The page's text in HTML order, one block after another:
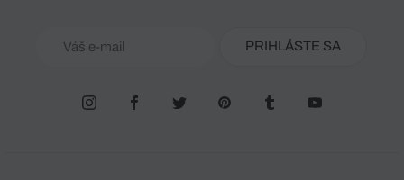
PRIHLÁSTE SA